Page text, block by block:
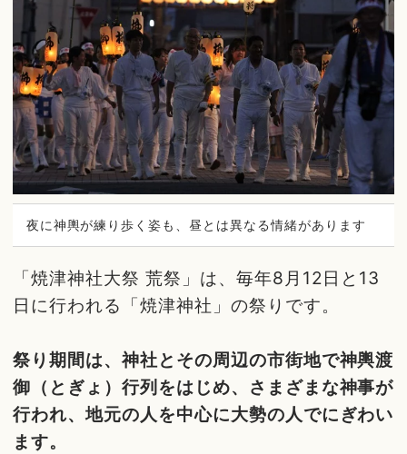
夜に神輿が練り歩く姿も、昼とは異なる情緒があります
「焼津神社大祭 荒祭」は、毎年8月12日と13
日に行われる「焼津神社」の祭りです。
祭り期間は、神社とその周辺の市街地で神輿渡
御（とぎょ）行列をはじめ、さまざまな神事が
行われ、地元の人を中心に大勢の人でにぎわい
ます。